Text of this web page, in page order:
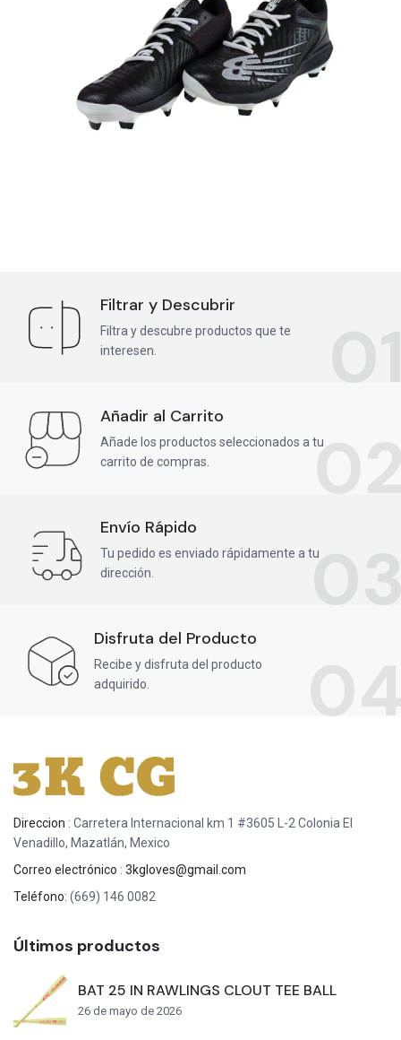
Filtrar y Descubrir
Filtra y descubre productos que te
interesen.
Añadir al Carrito
Añade los productos seleccionados a tu
carrito de compras.
Envío Rápido
Tu pedido es enviado rápidamente a tu
dirección.
Disfruta del Producto
Recibe y disfruta del producto
adquirido.
Direccion : Carretera Internacional km 1 #3605 L-2 Colonia El
Venadillo, Mazatlán, Mexico
Correo electrónico : 3kgloves@gmail.com
Teléfono: (669) 146 0082
Últimos productos
BAT 25 IN RAWLINGS CLOUT TEE BALL
26 de mayo de 2026